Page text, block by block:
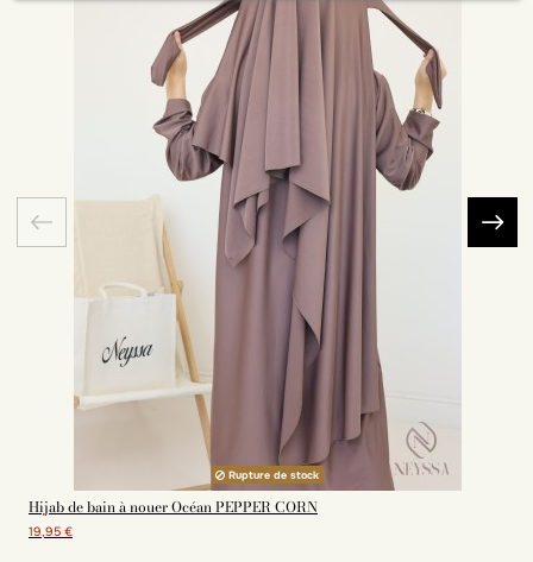
Rupture de stock
Hijab de bain à nouer Océan PEPPER CORN
19,95 €